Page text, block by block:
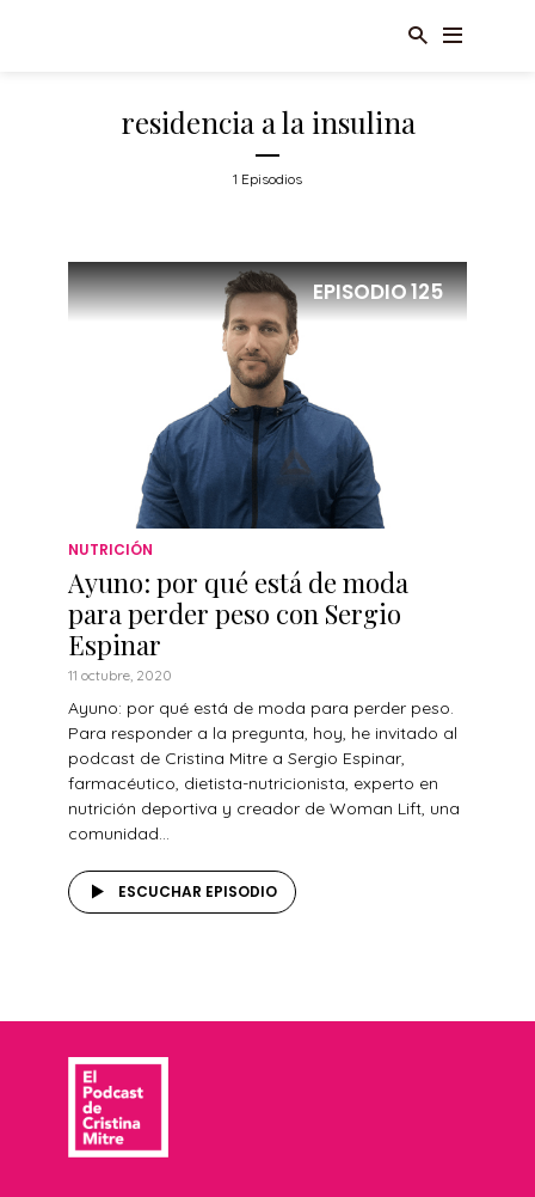
residencia a la insulina
1 Episodios
EPISODIO125
NUTRICIÓN
Ayuno: por qué está de moda
para perder peso con Sergio
Espinar
11 octubre, 2020
Ayuno: por qué está de moda para perder peso.
Para responder a la pregunta, hoy, he invitado al
podcast de Cristina Mitre a Sergio Espinar,
farmacéutico, dietista-nutricionista, experto en
nutrición deportiva y creador de Woman Lift, una
comunidad...
ESCUCHAR EPISODIO